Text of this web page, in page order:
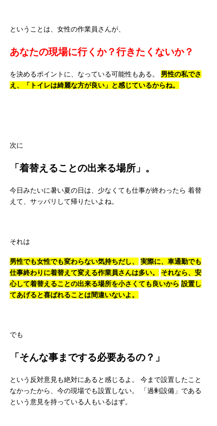
ということは、女性の作業員さんが、
あなたの現場に行くか？行きたくないか？
を決めるポイントに、なっている可能性もある。
男性の私でさ
え、「トイレは綺麗な方が良い」と感じているからね。
次に
「着替えることの出来る場所」。
今日みたいに暑い夏の日は、少なくても仕事が終わったら 着替
えて、サッパリして帰りたいよね。
それは
男性でも女性でも変わらない気持ちだし、
実際に、車通勤でも
仕事終わりに着替えて変える作業員さんは多い。
それなら、安
心して着替えることの出来る場所を小さくても良いから 設置し
てあげると喜ばれることは間違いないよ。
でも
「そんな事までする必要あるの？」
という反対意見も絶対にあると感じるよ。
今まで設置したこと
なかったから、今の現場でも設置しない。
「過剰設備」である
という意見を持っている人もいるはず。